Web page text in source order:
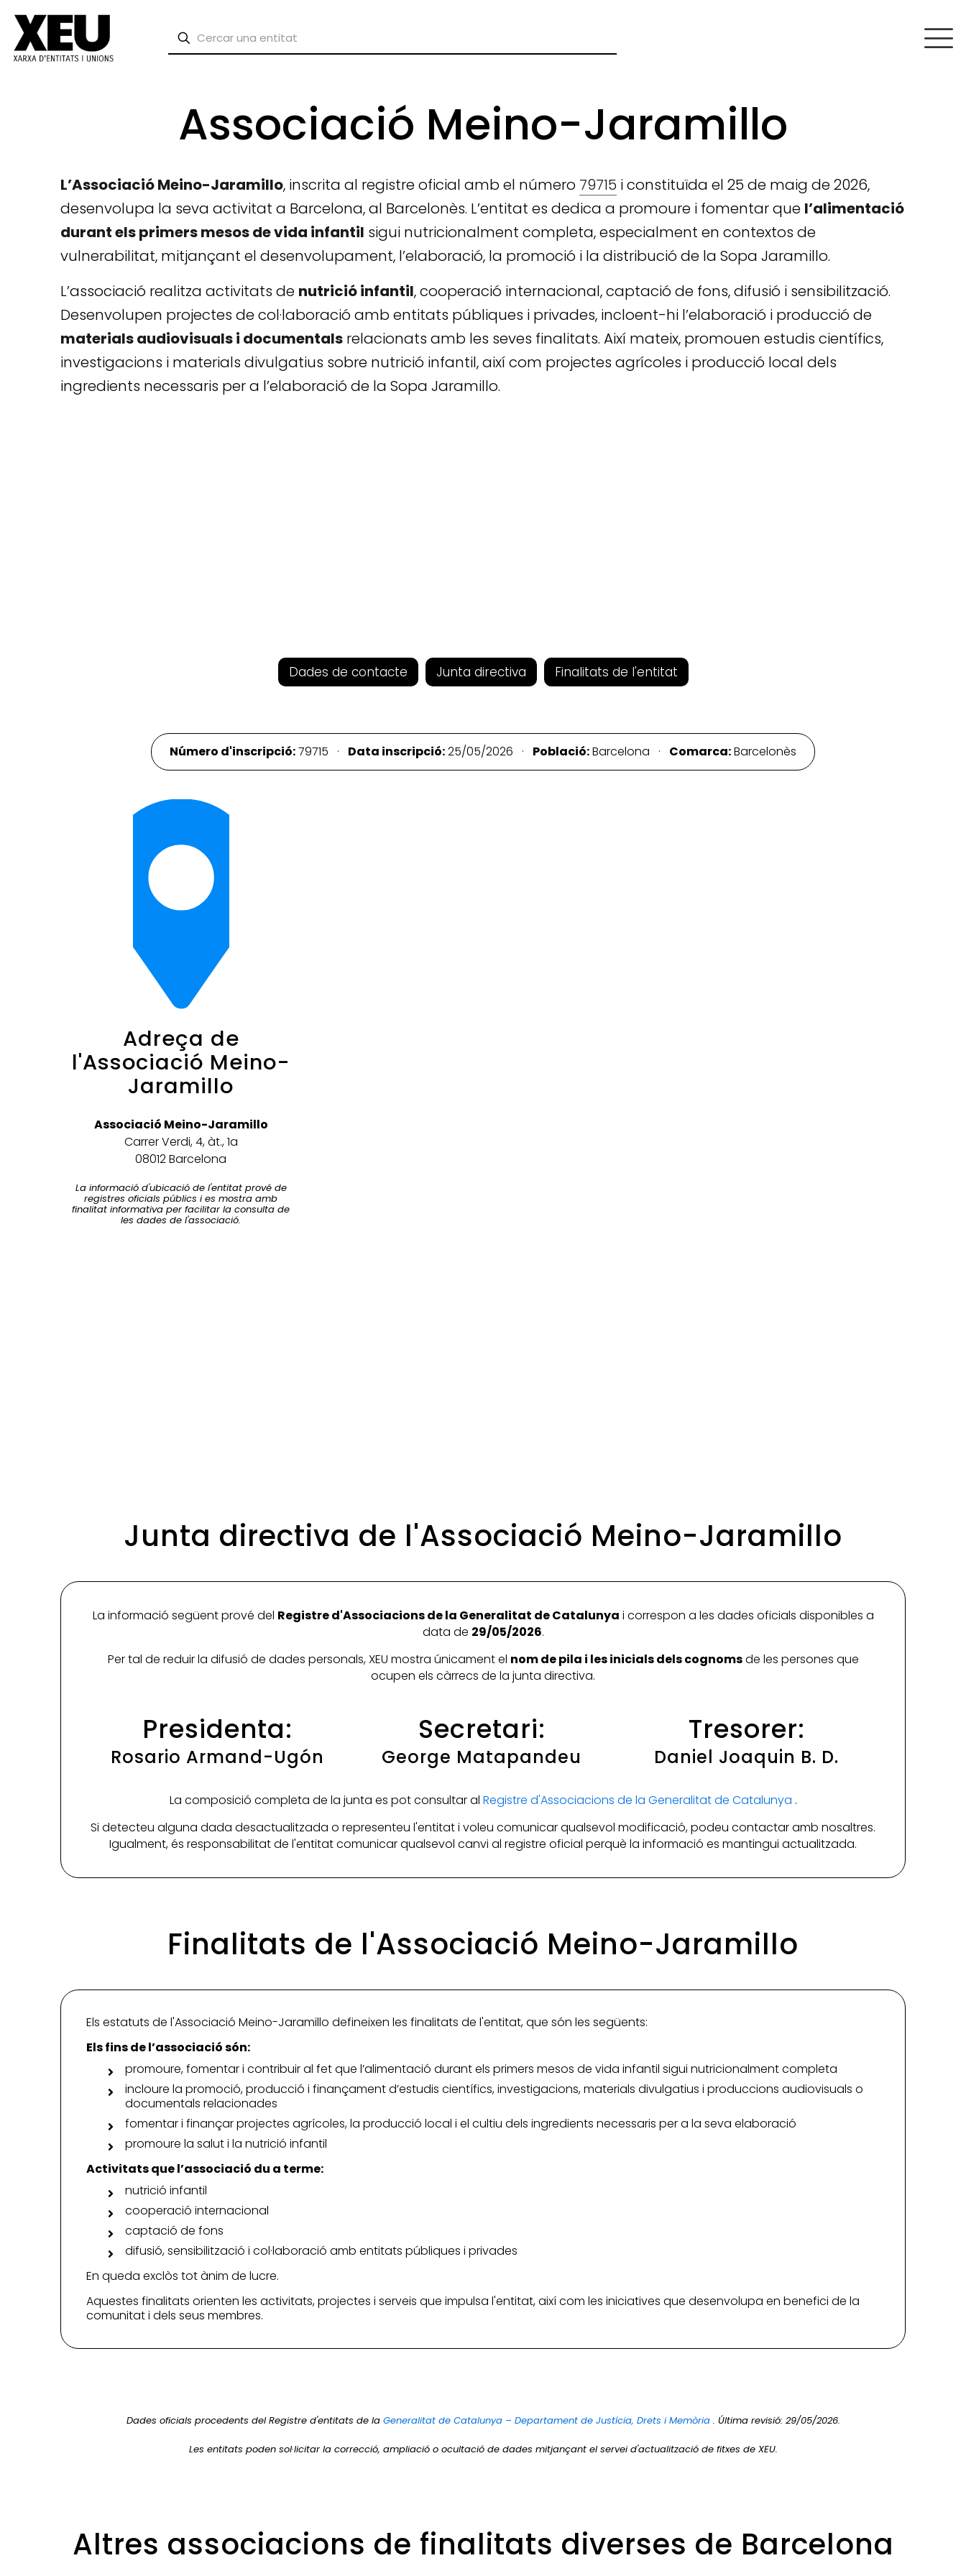
Associació Meino-Jaramillo
L’Associació Meino-Jaramillo, inscrita al registre oficial amb el número 79715 i constituïda el 25 de maig de 2026,
desenvolupa la seva activitat a Barcelona, al Barcelonès. L’entitat es dedica a promoure i fomentar que l’alimentació
durant els primers mesos de vida infantil sigui nutricionalment completa, especialment en contextos de
vulnerabilitat, mitjançant el desenvolupament, l’elaboració, la promoció i la distribució de la Sopa Jaramillo.
L’associació realitza activitats de nutrició infantil, cooperació internacional, captació de fons, difusió i sensibilització.
Desenvolupen projectes de col·laboració amb entitats públiques i privades, incloent-hi l’elaboració i producció de
materials audiovisuals i documentals relacionats amb les seves finalitats. Així mateix, promouen estudis científics,
investigacions i materials divulgatius sobre nutrició infantil, així com projectes agrícoles i producció local dels
ingredients necessaris per a l’elaboració de la Sopa Jaramillo.
Dades de contacte Junta directiva Finalitats de l'entitat
Número d'inscripció:79715 · Data inscripció:25/05/2026 · Població:Barcelona · Comarca:Barcelonès
Adreça de
l'Associació Meino-
Jaramillo
Associació Meino-Jaramillo
Carrer Verdi, 4, àt., 1a
08012 Barcelona
La informació d'ubicació de l'entitat prové de
registres oficials públics i es mostra amb
finalitat informativa per facilitar la consulta de
les dades de l'associació.
Junta directiva de l'Associació Meino-Jaramillo
La informació següent prové del Registre d'Associacions de la Generalitat de Catalunya i correspon a les dades oficials disponibles a
data de 29/05/2026.
Per tal de reduir la difusió de dades personals, XEU mostra únicament el nom de pila i les inicials dels cognomsde les persones que
ocupen els càrrecs de la junta directiva.
Presidenta:
Rosario Armand-Ugón
Secretari:
George Matapandeu
Tresorer:
Daniel Joaquin B. D.
La composició completa de la junta es pot consultar al Registre d'Associacions de la Generalitat de Catalunya .
Si detecteu alguna dada desactualitzada o representeu l'entitat i voleu comunicar qualsevol modificació, podeu contactar amb nosaltres.
Igualment, és responsabilitat de l'entitat comunicar qualsevol canvi al registre oficial perquè la informació es mantingui actualitzada.
Finalitats de l'Associació Meino-Jaramillo
Els estatuts de l'Associació Meino-Jaramillo defineixen les finalitats de l'entitat, que són les següents:
Els fins de l’associació són:
promoure, fomentar i contribuir al fet que l’alimentació durant els primers mesos de vida infantil sigui nutricionalment completa
incloure la promoció, producció i finançament d’estudis científics, investigacions, materials divulgatius i produccions audiovisuals o
documentals relacionades
fomentar i finançar projectes agrícoles, la producció local i el cultiu dels ingredients necessaris per a la seva elaboració
promoure la salut i la nutrició infantil
Activitats que l’associació du a terme:
nutrició infantil
cooperació internacional
captació de fons
difusió, sensibilització i col·laboració amb entitats públiques i privades
En queda exclòs tot ànim de lucre.
Aquestes finalitats orienten les activitats, projectes i serveis que impulsa l'entitat, així com les iniciatives que desenvolupa en benefici de la
comunitat i dels seus membres.
Dades oficials procedents del Registre d'entitats de la Generalitat de Catalunya – Departament de Justícia, Drets i Memòria . Última revisió: 29/05/2026.
Les entitats poden sol·licitar la correcció, ampliació o ocultació de dades mitjançant el servei d'actualització de fitxes de XEU.
Altres associacions de finalitats diverses de Barcelona